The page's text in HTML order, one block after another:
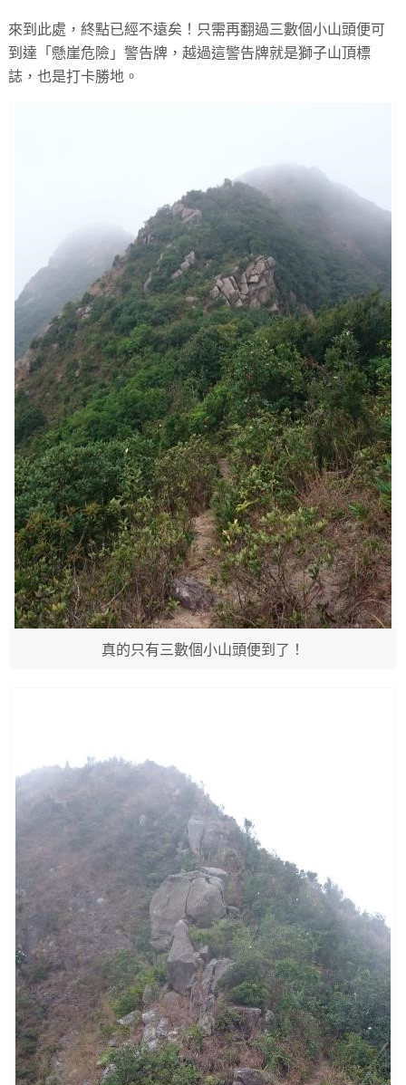
來到此處，終點已經不遠矣！只需再翻過三數個小山頭便可
到達「懸崖危險」警告牌，越過這警告牌就是獅子山頂標
誌，也是打卡勝地。
真的只有三數個小山頭便到了！